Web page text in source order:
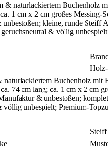
& naturlackiertem Buchenholz
1 cm x 2 cm großes Messing-
kleine, runde Steiff
& völlig
naturlackiertem Buchenholz
74 cm lang; ca. 1 cm x 2 cm
& unbestoßen;
völlig unbespielt; Premium-